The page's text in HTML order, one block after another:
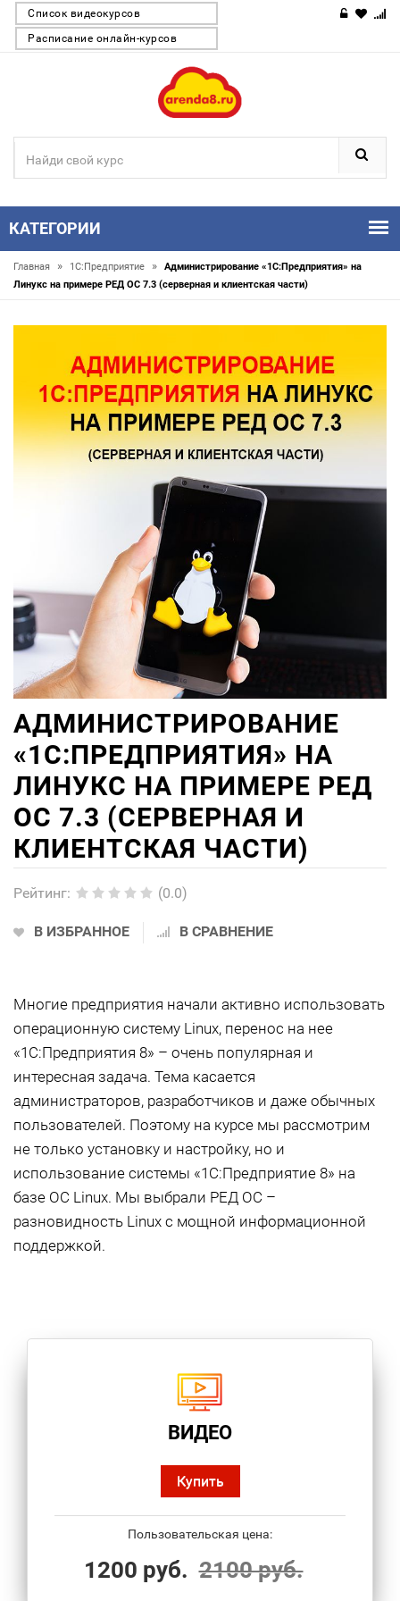
Список видеокурсов
Расписание онлайн-курсов
КАТЕГОРИИ
Главная » 1С:Предприятие »
Администрирование «1С:Предприятия» на
Линукс на примере РЕД ОС 7.3 (серверная и клиентская части)
АДМИНИСТРИРОВАНИЕ
«1С:ПРЕДПРИЯТИЯ» НА
ЛИНУКС НА ПРИМЕРЕ РЕД
ОС 7.3 (СЕРВЕРНАЯ И
КЛИЕНТСКАЯ ЧАСТИ)
Рейтинг: (0.0)
В ИЗБРАННОЕ В СРАВНЕНИЕ
Многие предприятия начали активно использовать
операционную систему Linux, перенос на нее
«1С:Предприятия 8» – очень популярная и
интересная задача. Тема касается
администраторов, разработчиков и даже обычных
пользователей. Поэтому на курсе мы рассмотрим
не только установку и настройку, но и
использование системы «1С:Предприятие 8» на
базе ОС Linux. Мы выбрали РЕД ОС –
разновидность Linux с мощной информационной
поддержкой.
ВИДЕО
Купить
Пользовательская цена:
1200 руб. 2100 руб.